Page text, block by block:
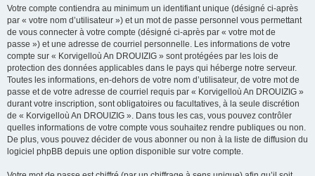
Votre compte contiendra au minimum un identifiant unique (désigné ci-après
par « votre nom d’utilisateur ») et un mot de passe personnel vous permettant
de vous connecter à votre compte (désigné ci-après par « votre mot de
passe ») et une adresse de courriel personnelle. Les informations de votre
compte sur « Korvigelloù An DROUIZIG » sont protégées par les lois de
protection des données applicables dans le pays qui héberge notre serveur.
Toutes les informations, en-dehors de votre nom d’utilisateur, de votre mot de
passe et de votre adresse de courriel requis par « Korvigelloù An DROUIZIG »
durant votre inscription, sont obligatoires ou facultatives, à la seule discrétion
de « Korvigelloù An DROUIZIG ». Dans tous les cas, vous pouvez contrôler
quelles informations de votre compte vous souhaitez rendre publiques ou non.
De plus, vous pouvez décider de vous abonner ou non à la liste de diffusion du
logiciel phpBB depuis une option disponible sur votre compte.